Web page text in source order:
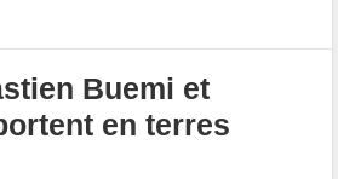
Buemi et
en terres